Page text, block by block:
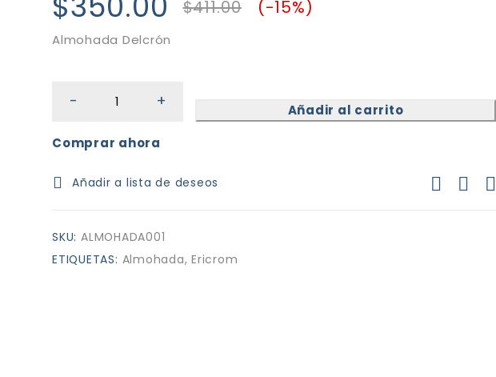
Almohada Delcrón
$411.00 (-15%)
Añadir al carrito
Comprar ahora
SKU: ALMOHADA001
ETIQUETAS: Almohada,Ericrom